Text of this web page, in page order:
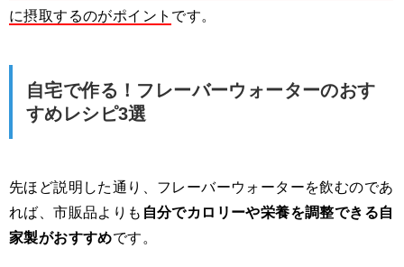
に摂取するのがポイント です。
自宅で作る！フレーバーウォーターのおす
すめレシピ3選
先ほど説明した通り、フレーバーウォーターを飲むのであ
れば、市販品よりも 自分でカロリーや栄養を調整できる自
家製がおすすめです。